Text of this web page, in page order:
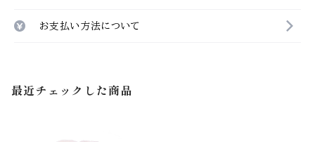
お支払い方法について
最近チェックした商品